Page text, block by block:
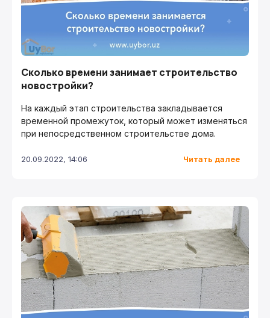
Сколько времени занимает строительство
новостройки?
На каждый этап строительства закладывается
временной промежуток, который может изменяться
при непосредственном строительстве дома.
20.09.2022, 14:06 Читать далее